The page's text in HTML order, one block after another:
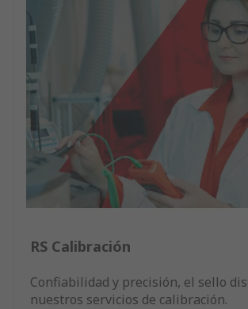
RS Calibración
Confiabilidad y precisión, el sello
nuestros servicios de calibración.